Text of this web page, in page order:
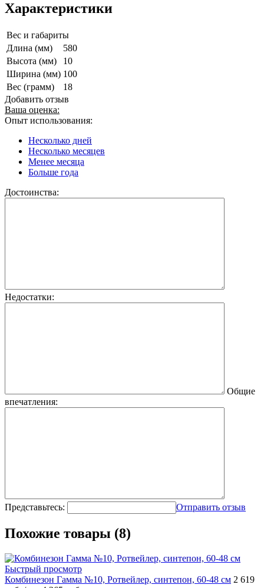
Характеристики
Вес и габариты
Длина (мм)
580
Высота (мм)
10
Ширина (мм) 100
Вес (грамм)
18
Добавить отзыв
Ваша оценка:
Опыт использования:
Несколько дней
Несколько месяцев
Менее месяца
Больше года
Достоинства:
Недостатки:
Общие
впечатления:
Представьтесь: Отправить отзыв
Похожие товары (8)
Быстрый просмотр
Комбинезон Гамма №10, Ротвейлер, синтепон, 60-48 см 2 619